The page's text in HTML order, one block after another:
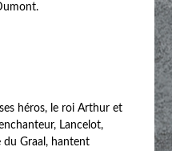
héros, le roi Arthur et
Lancelot,
du Graal, hantent